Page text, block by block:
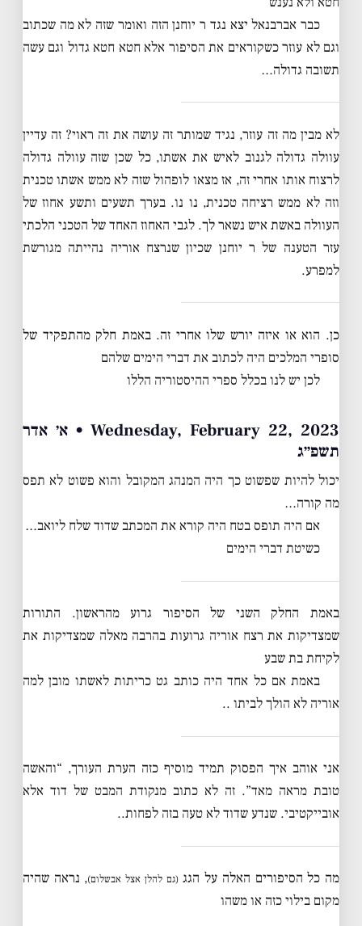
כבר אברבנאל יצא נגד ר יוחנן הזה ואומר שזה לא מה שכתוב
וגם לא עוזר כשקוראים את הסיפור אלא חטא חטא גדול וגם עשה
תשובה גדולה…
לא מבין מה זה עוזר, נגיד שמותר זה עושה את זה ראוי? זה עדיין
עוולה גדולה לגנוב לאיש את אשתו, כל שכן שזה עוולה גדולה
לרצוח אותו אחרי זה, אז מצאו לופהול שזה לא ממש אשתו טכנית
וזה לא ממש רציחה טכנית, נו נו. בערך תשעים ותשע אחוז של
העוולה באשת איש נשאר לך. לגבי האחוז האחד של הטכני הלכתי
עזר הטענה של ר יוחנן שכיון שנרצח אוריה נהייתה מגורשת
למפרע.
כן. הוא או איזה יורש שלו אחרי זה. באמת חלק מהתפקיד של
סופרי המלכים היה לכתוב את דברי הימים שלהם
לכן יש לנו בכלל ספרי ההיסטוריה הללו
Wednesday, February 22, 2023 • א׳ אדר
תשפ״ג
יכול להיות שפשוט כך היה המנהג המקובל והוא פשוט לא תפס
מה קורה…
אם היה תופס בטח היה קורא את המכתב שדוד שלח ליואב…
כשיטת דברי הימים
באמת החלק השני של הסיפור גרוע מהראשון. התורות
שמצדיקות את רצח אוריה גרועות בהרבה מאלה שמצדיקות את
לקיחת בת שבע
באמת אם כל אחד היה כותב גט כריתות לאשתו מובן למה
אוריה לא הולך לביתו ..
אני אוהב איך הפסוק תמיד מוסיף כזה הערת העורך, “והאשה
טובת מראה מאד”. זה לא כתוב מנקודת המבט של דוד אלא
אובייקטיבי. שנדע שדוד לא טעה בזה לפחות..
מה כל הסיפורים האלה על הגג(גם להלן אצל אבשלום), נראה שהיה
מקום בילוי כזה או משהו